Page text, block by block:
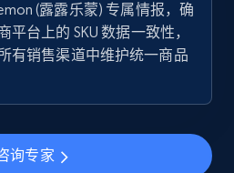
立即开始
Return policy, and more.
(露露乐蒙) 专属情报，确
平台上的 SKU 数据一致性，
有销售渠道中维护统一商品
询专家